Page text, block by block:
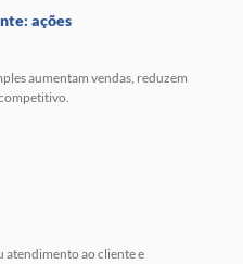
ações
aumentam vendas, reduzem
atendimento ao cliente e